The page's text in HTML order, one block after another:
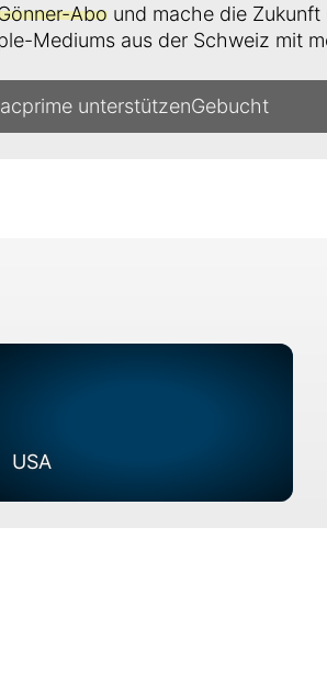
Abound mache die Zukunft
Mediums aus der Schweiz mit
unterstützen
USA